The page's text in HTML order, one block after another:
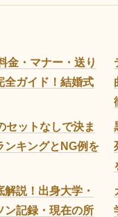
金・マナー・送り
全ガイド！結婚式
セットなしで決ま
ンキングとNG例を
説！出身大学・
ン記録・現在の所